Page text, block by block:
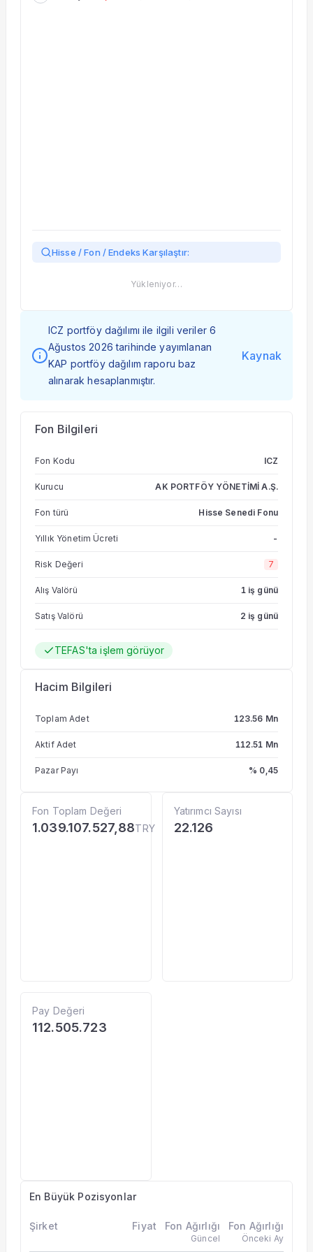
Hisse / Fon / Endeks Karşılaştır:
Yükleniyor…
ICZ portföy dağılımı ile ilgili veriler 6
Ağustos 2026 tarihinde yayımlanan
KAP portföy dağılım raporu baz
alınarak hesaplanmıştır.
Kaynak
Fon Bilgileri
Fon Kodu ICZ
Kurucu AK PORTFÖY YÖNETİMİ A.Ş.
Fon türü Hisse Senedi Fonu
Yıllık Yönetim Ücreti -
Risk Değeri 7
Alış Valörü 1 iş günü
Satış Valörü 2 iş günü
TEFAS'ta işlem görüyor
Hacim Bilgileri
Toplam Adet 123.56 Mn
Aktif Adet 112.51 Mn
Pazar Payı % 0,45
Fon Toplam Değeri
1.039.107.527,88TRY
Yatırımcı Sayısı
22.126
Pay Değeri
112.505.723
En Büyük Pozisyonlar
Şirket Fiyat Fon Ağırlığı
Güncel
Fon Ağırlığı
Önceki Ay